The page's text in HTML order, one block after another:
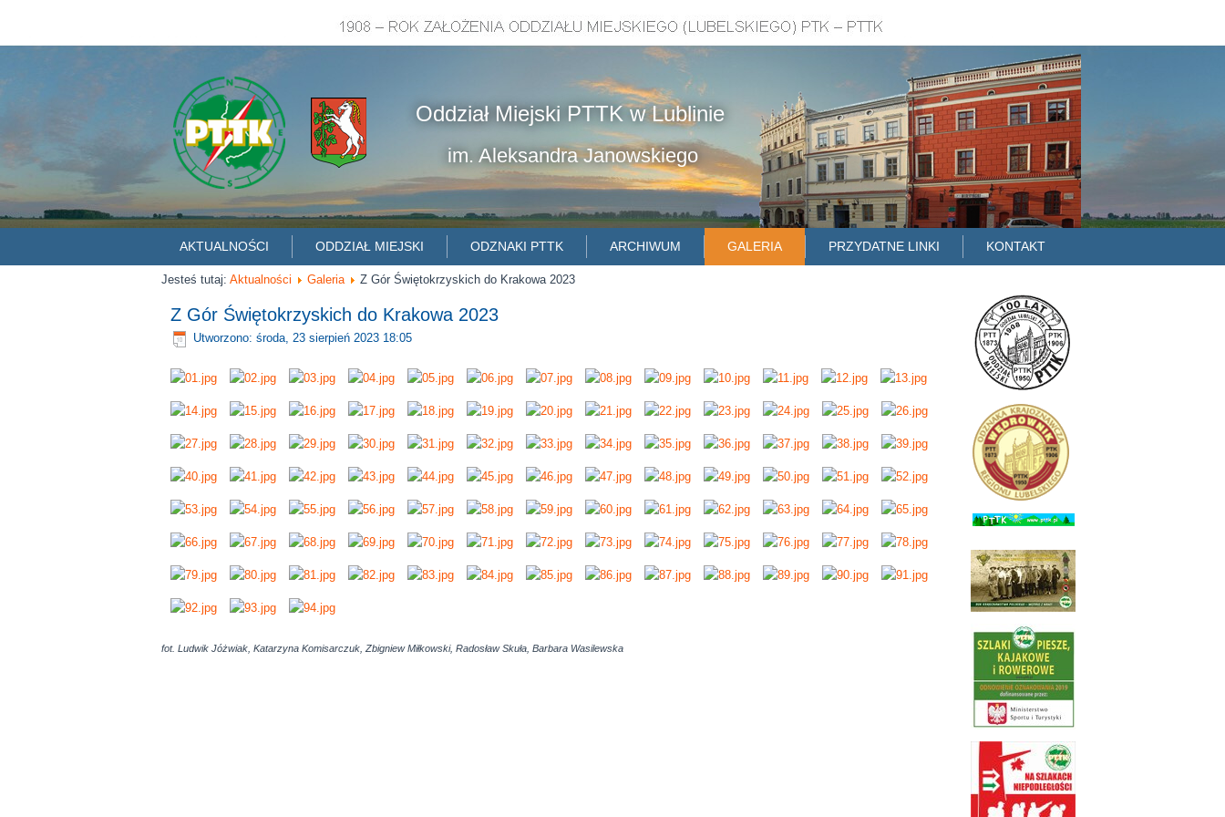
Oddział Miejski PTTK w Lublinie
im. Aleksandra Janowskiego
AKTUALNOŚCI ODDZIAŁ MIEJSKI ODZNAKI PTTK ARCHIWUM GALERIA PRZYDATNE LINKI KONTAKT
Jesteś tutaj: Aktualności Galeria Z Gór Świętokrzyskich do Krakowa 2023
Z Gór Świętokrzyskich do Krakowa 2023
Utworzono: środa, 23 sierpień 2023 18:05
fot. Ludwik Jóżwiak, Katarzyna Komisarczuk, Zbigniew Miłkowski, Radosław Skuła, Barbara Wasilewska